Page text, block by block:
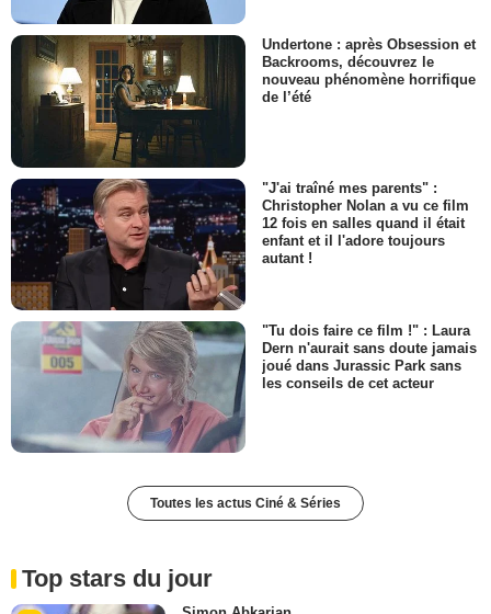
Undertone : après Obsession et
Backrooms, découvrez le
nouveau phénomène horrifique
de l’été
"J'ai traîné mes parents" :
Christopher Nolan a vu ce film
12 fois en salles quand il était
enfant et il l'adore toujours
autant !
"Tu dois faire ce film !" : Laura
Dern n'aurait sans doute jamais
joué dans Jurassic Park sans
les conseils de cet acteur
Toutes les actus Ciné & Séries
Top stars du jour